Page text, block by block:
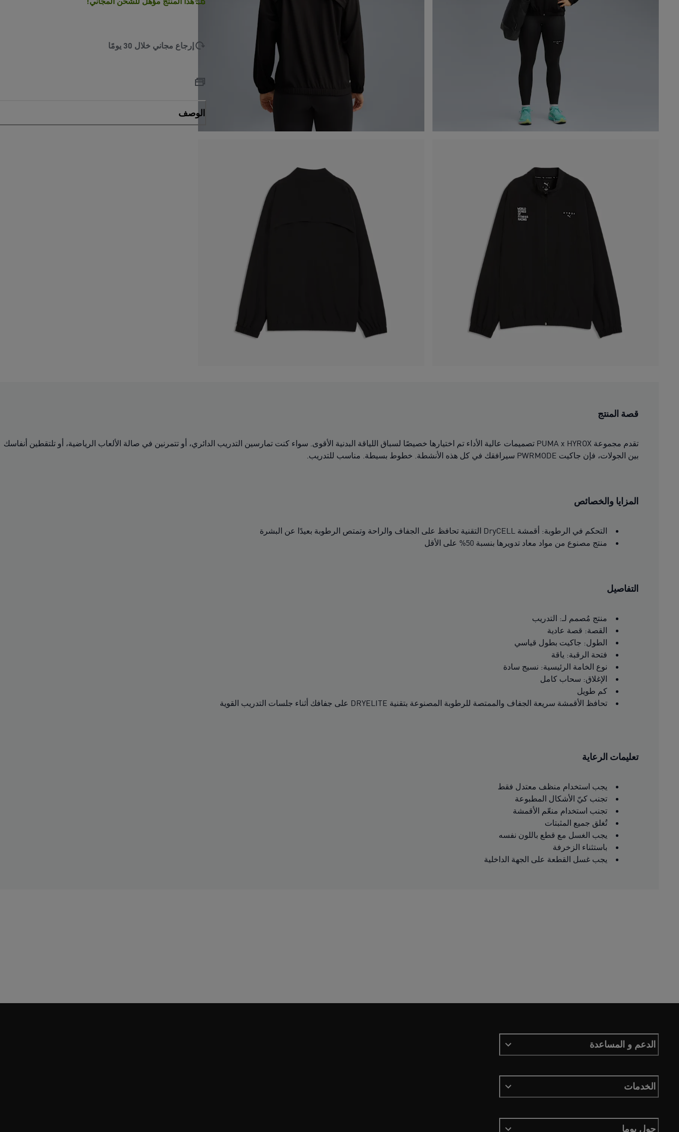
إرجاع مجاني خلال 30 يومًا
الوصف
قصة المنتج
تقدم مجموعة PUMA x HYROX تصميمات عالية الأداء تم اختيارها خصيصًا لسباق اللياقة البدنية الأقوى. سواء كنت تمارسين التدريب الدائري، أو تتمرنين في صالة الألعاب الرياضية، أو تلتقطين أنفاسك
بين الجولات، فإن جاكيت PWRMODE سيرافقك في كل هذه الأنشطة. خطوط بسيطة. مناسب للتدريب.
المزايا والخصائص
التحكم في الرطوبة: أقمشة DryCELL التقنية تحافظ على الجفاف والراحة وتمتص الرطوبة بعيدًا عن البشرة
منتج مصنوع من مواد معاد تدويرها بنسبة 50% على الأقل
التفاصيل
منتج مُصمم لـ: التدريب
القصة: قصة عادية
الطول: جاكيت بطول قياسي
فتحة الرقبة: ياقة
نوع الخامة الرئيسية: نسيج سادة
الإغلاق: سحاب كامل
كم طويل
تحافظ الأقمشة سريعة الجفاف والممتصة للرطوبة المصنوعة بتقنية DRYELITE على جفافك أثناء جلسات التدريب القوية
تعليمات الرعاية
يجب استخدام منظف معتدل فقط
تجنب كيّ الأشكال المطبوعة
تجنب استخدام منعّم الأقمشة
تُغلق جميع المثبتات
يجب الغسل مع قطع باللون نفسه
باستثناء الزخرفة
يجب غسل القطعة على الجهة الداخلية
الدعم و المساعدة
الخدمات
حول بوما